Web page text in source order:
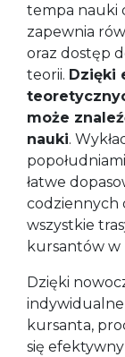
tempa nauki
zapewnia
oraz dostęp
teorii. Dzięki
może
nauki.
łatwe
codziennych
wszystkie
kursantów w
Dzięki
kursanta,
się